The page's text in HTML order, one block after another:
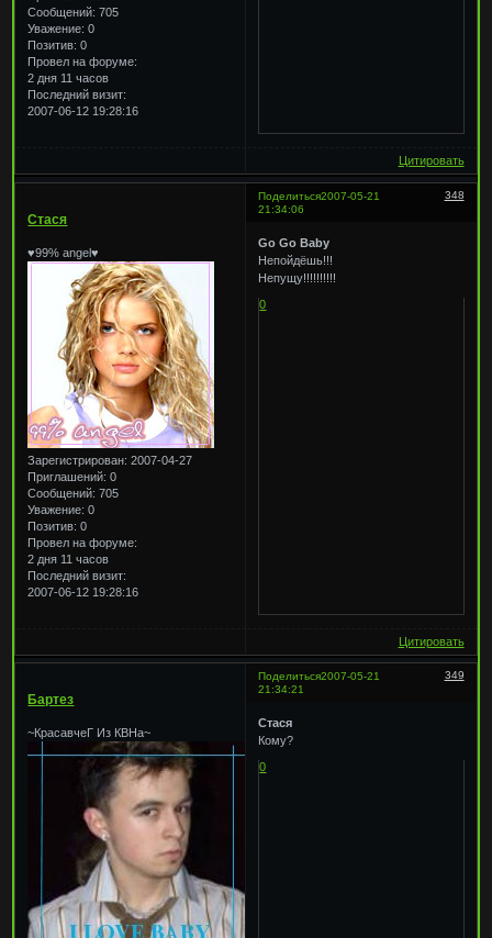
Сообщений: 705
Уважение: 0
Позитив: 0
Провел на форуме:
2 дня 11 часов
Последний визит:
2007-06-12 19:28:16
Цитировать
Поделиться 348
2007-05-21
21:34:06
Стася
♥99% angel♥
Зарегистрирован: 2007-04-27
Приглашений: 0
Сообщений: 705
Уважение: 0
Позитив: 0
Провел на форуме:
2 дня 11 часов
Последний визит:
2007-06-12 19:28:16
Go Go Baby
Непойдёшь!!!
Непущу!!!!!!!!!!
0
Цитировать
Поделиться 349
2007-05-21
21:34:21
Бартез
~КрасавчеГ Из КВНа~
Стася
Кому?
0